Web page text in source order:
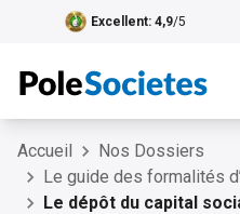
Excellent: 4,9/5
Accueil
Nos Dossiers
Le guide des formalités
Le dépôt du capital